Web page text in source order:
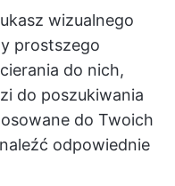
wizualnego
prostszego
do nich,
do poszukiwania
do Twoich
odpowiednie